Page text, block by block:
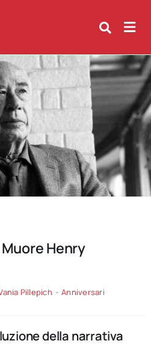
Henry
Pillepich - Anniversari
della narrativa